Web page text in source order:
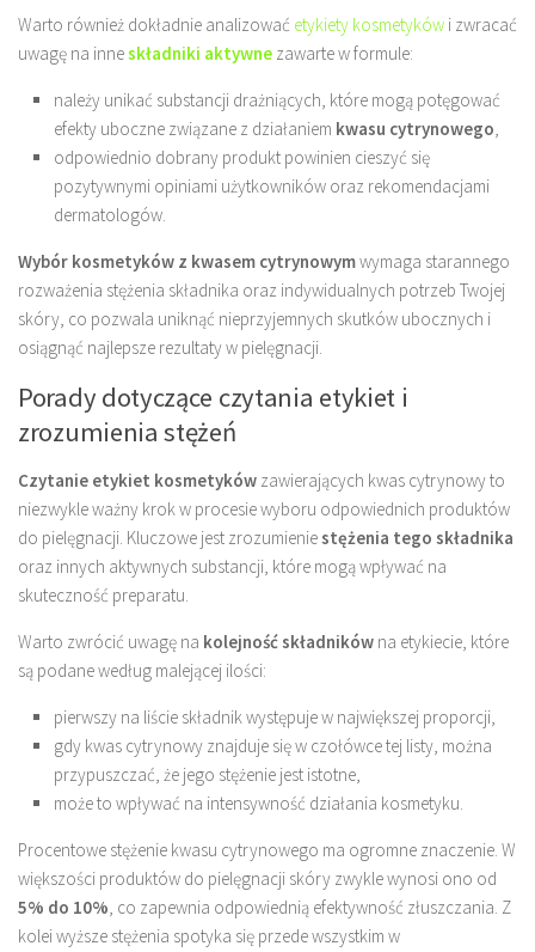
Warto również dokładnie analizować etykiety kosmetyków i zwracać
uwagę na inneskładniki aktywne zawarte w formule:
należy unikać substancji drażniących, które mogą potęgować
efekty uboczne związane z działaniem kwasu cytrynowego,
odpowiednio dobrany produkt powinien cieszyć się
pozytywnymi opiniami użytkowników oraz rekomendacjami
dermatologów.
Wybór kosmetyków z kwasem cytrynowymwymaga starannego
rozważenia stężenia składnika oraz indywidualnych potrzeb Twojej
skóry, co pozwala uniknąć nieprzyjemnych skutków ubocznych i
osiągnąć najlepsze rezultaty w pielęgnacji.
Porady dotyczące czytania etykiet i
zrozumienia stężeń
Czytanie etykiet kosmetyków zawierających kwas cytrynowy to
niezwykle ważny krok w procesie wyboru odpowiednich produktów
do pielęgnacji. Kluczowe jest zrozumieniestężenia tego składnika
oraz innych aktywnych substancji, które mogą wpływać na
skuteczność preparatu.
Warto zwrócić uwagę na kolejność składników na etykiecie, które
są podane według malejącej ilości:
pierwszy na liście składnik występuje w największej proporcji,
gdy kwas cytrynowy znajduje się w czołówce tej listy, można
przypuszczać, że jego stężenie jest istotne,
może to wpływać na intensywność działania kosmetyku.
Procentowe stężenie kwasu cytrynowego ma ogromne znaczenie. W
większości produktów do pielęgnacji skóry zwykle wynosi ono od
5% do 10%, co zapewnia odpowiednią efektywność złuszczania. Z
kolei wyższe stężenia spotyka się przede wszystkim w